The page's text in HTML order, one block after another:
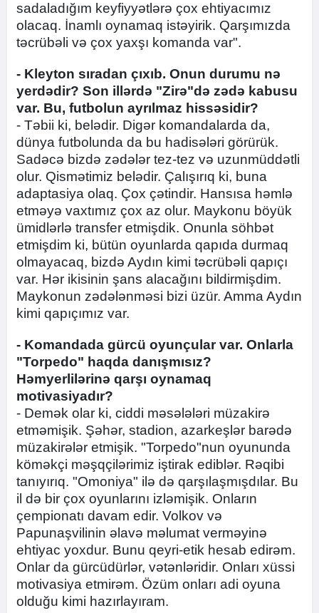
sadaladığım keyfiyyətlərə çox ehtiyacımız
olacaq. İnamlı oynamaq istəyirik. Qarşımızda
təcrübəli və çox yaxşı komanda var".
- Kleyton sıradan çıxıb. Onun durumu nə
yerdədir? Son illərdə "Zirə"də zədə kabusu
var. Bu, futbolun ayrılmaz hissəsidir?
- Təbii ki, belədir. Digər komandalarda da,
dünya futbolunda da bu hadisələri görürük.
Sadəcə bizdə zədələr tez-tez və uzunmüddətli
olur. Qismətimiz belədir. Çalışırıq ki, buna
adaptasiya olaq. Çox çətindir. Hansısa həmlə
etməyə vaxtımız çox az olur. Maykonu böyük
ümidlərlə transfer etmişdik. Onunla söhbət
etmişdim ki, bütün oyunlarda qapıda durmaq
olmayacaq, bizdə Aydın kimi təcrübəli qapıçı
var. Hər ikisinin şans alacağını bildirmişdim.
Maykonun zədələnməsi bizi üzür. Amma Aydın
kimi qapıçımız var.
- Komandada gürcü oyunçular var. Onlarla
"Torpedo" haqda danışmısız?
Həmyerlilərinə qarşı oynamaq
motivasiyadır?
- Demək olar ki, ciddi məsələləri müzakirə
etməmişik. Şəhər, stadion, azarkeşlər barədə
müzakirələr etmişik. "Torpedo"nun oyununda
köməkçi məşqçilərimiz iştirak ediblər. Rəqibi
tanıyırıq. "Omoniya" ilə də qarşılaşmışdılar. Bu
il də bir çox oyunlarını izləmişik. Onların
çempionatı davam edir. Volkov və
Papunaşvilinin əlavə məlumat verməyinə
ehtiyac yoxdur. Bunu qeyri-etik hesab edirəm.
Onlar da gürcüdürlər, vətənləridir. Onları xüssi
motivasiya etmirəm. Özüm onları adi oyuna
olduğu kimi hazırlayıram.